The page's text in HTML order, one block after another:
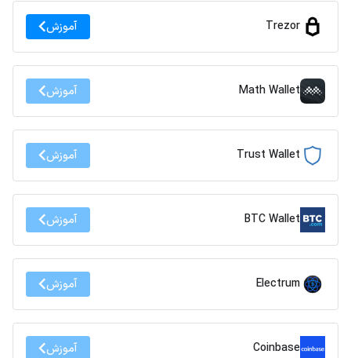
Trezor آموزش
Math Wallet آموزش
Trust Wallet آموزش
BTC Wallet آموزش
Electrum آموزش
Coinbase آموزش